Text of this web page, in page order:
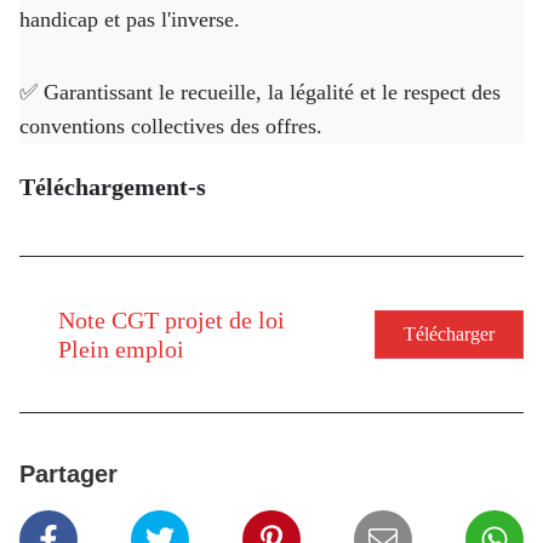
handicap et pas l'inverse.
✅ Garantissant le recueille, la légalité et le respect des
conventions collectives des offres.
Téléchargement-s
Note CGT projet de loi
Plein emploi
Télécharger
Partager